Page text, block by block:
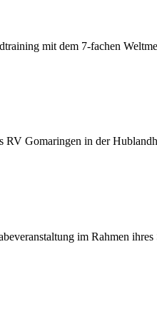
mit dem 7-fachen
RV Gomaringen in der
im Rahmen